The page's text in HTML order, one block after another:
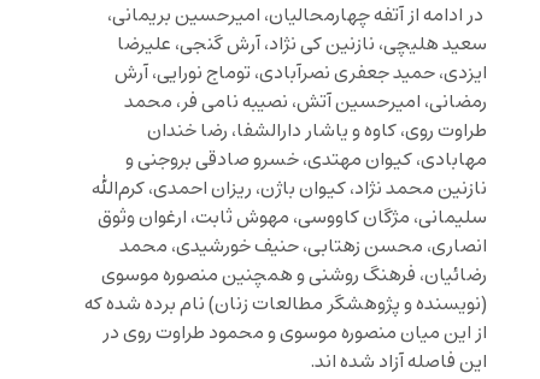
در ادامه از آتفه چهارمحالیان، امیرحسین بریمانی،
سعید هلیچی، نازنین کی نژاد، آرش گنجی، علیرضا
ایزدی، حمید جعفری نصرآبادی، توماج نورایی، آرش
رمضانی، امیرحسین آتش، نصیبه نامی فر، محمد
طراوت روی، کاوه و یاشار دارالشفا، رضا خندان
مهابادی، کیوان مهتدی، خسرو صادقی بروجنی و
نازنین محمد نژاد، کیوان باژن، ریزان احمدی، کرم‌الله
سلیمانی، مژگان کاووسی، مهوش ثابت، ارغوان وثوق
انصاری، محسن زهتابی، حنیف خورشیدی، محمد
رضائیان، فرهنگ روشنی و همچنین منصوره موسوی
(نویسنده و پژوهشگر مطالعات زنان) نام برده شده که
از این میان منصوره موسوی و محمود طراوت روی در
این فاصله آزاد شده اند.